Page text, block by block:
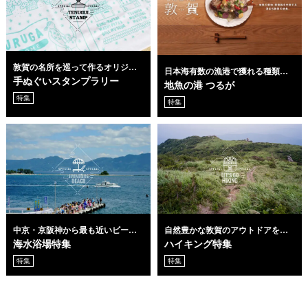
敦賀の名所を巡って作るオリジナ
ル手ぬぐい
手ぬぐいスタンプラリー
特集
日本海有数の漁港で獲れる種類豊
富な地魚
地魚の港 つるが
特集
中京・京阪神から最も近いビーチ
リゾート
海水浴場特集
特集
自然豊かな敦賀のアウトドアを満
喫
ハイキング特集
特集